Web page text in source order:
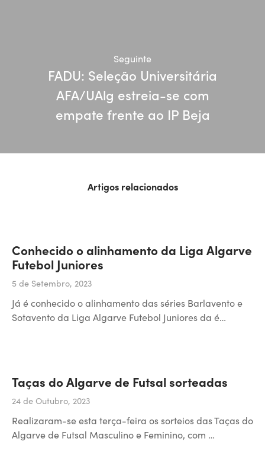
Seguinte
FADU: Seleção Universitária
AFA/UAlg estreia-se com
empate frente ao IP Beja
Artigos relacionados
Conhecido o alinhamento da Liga Algarve
Futebol Juniores
5 de Setembro, 2023
Já é conhecido o alinhamento das séries Barlavento e
Sotavento da Liga Algarve Futebol Juniores da é…
Taças do Algarve de Futsal sorteadas
24 de Outubro, 2023
Realizaram-se esta terça-feira os sorteios das Taças do
Algarve de Futsal Masculino e Feminino, com …